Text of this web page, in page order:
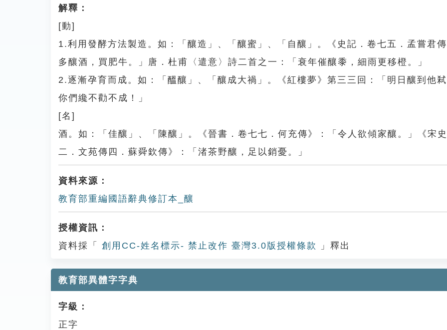
解釋：
[動]
1.利用發酵方法製造。如：「釀造」、「釀蜜」、「自釀」。《史記．卷七五．孟嘗君
多釀酒，買肥牛。」唐．杜甫〈遣意〉詩二首之一：「衰年催釀黍，細雨更移橙。」
2.逐漸孕育而成。如：「醞釀」、「釀成大禍」。《紅樓夢》第三三回：「明日釀到他
你們纔不勸不成！」
[名]
酒。如：「佳釀」、「陳釀」。《晉書．卷七七．何充傳》：「令人欲傾家釀。」《宋
二．文苑傳四．蘇舜欽傳》：「渚茶野釀，足以銷憂。」
資料來源：
教育部重編國語辭典修訂本_釀
授權資訊：
資料採「
創用CC-姓名標示- 禁止改作 臺灣3.0版授權條款 」釋出
教育部異體字字典
字級：
正字